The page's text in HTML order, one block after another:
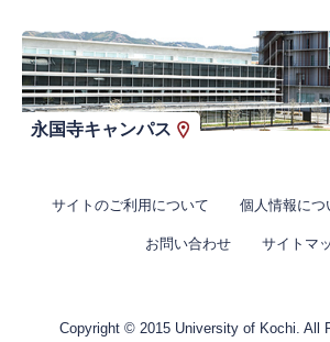
永国寺キャンパス
サイトのご利用について 個人情報につ
お問い合わせ サイトマ
Copyright © 2015 University of Kochi. All